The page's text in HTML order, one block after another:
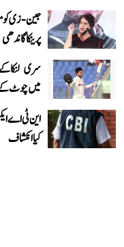
جین-زی کو
پرینکا گاندھی
سری لنکا کے
میں چوٹ
این ٹی اے
کیا انکشاف